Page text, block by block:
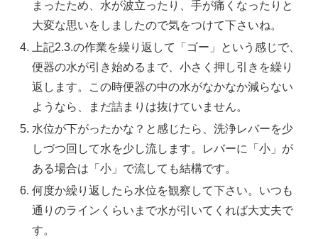
まったため、水が波立ったり、手が痛くなったりと
大変な思いをしましたので気をつけて下さいね。
上記2.3.の作業を繰り返して「ゴー」という感じで、
便器の水が引き始めるまで、小さく押し引きを繰り
返します。この時便器の中の水がなかなか減らない
ようなら、まだ詰まりは抜けていません。
水位が下がったかな？と感じたら、洗浄レバーを少
しづつ回して水を少し流します。レバーに「小」が
ある場合は「小」で流しても結構です。
何度か繰り返したら水位を観察して下さい。いつも
通りのラインくらいまで水が引いてくれば大丈夫で
す。